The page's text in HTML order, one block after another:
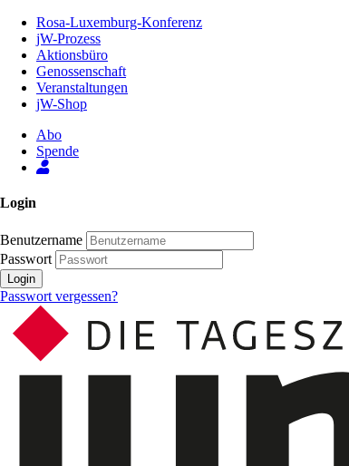
Inhalt
Seite
Rosa-Luxemburg-Konferenz
jW-Prozess
Aktionsbüro
Genossenschaft
Veranstaltungen
jW-Shop
Abo
Spende
Login
Benutzername
Passwort
Login
Passwort vergessen?